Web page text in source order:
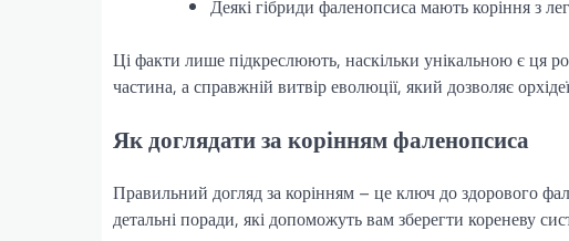
Деякі гібриди фаленопсиса мають коріння з
Ці факти лише підкреслюють, наскільки унікальною є ця
частина, а справжній витвір еволюції, який дозволяє
Як доглядати за корінням фаленопсиса
Правильний догляд за корінням – це ключ до здорового
детальні поради, які допоможуть вам зберегти кореневу